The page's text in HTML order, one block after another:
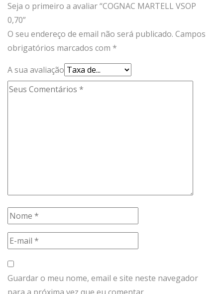
Seja o primeiro a avaliar “COGNAC MARTELL VSOP
0,70”
O seu endereço de email não será publicado. Campos
obrigatórios marcados com *
A sua avaliação
Guardar o meu nome, email e site neste navegador